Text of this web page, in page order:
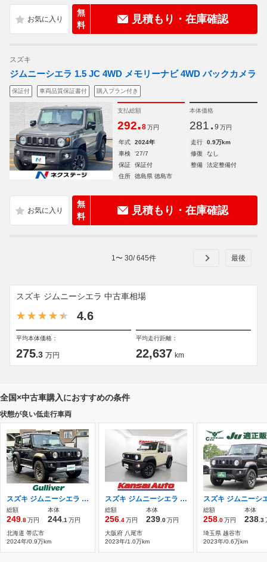
無
料
見積もり・在庫確認
スズキ
ジムニーシエラ 1.5 JC 4WD メモリーナビ 4WD バックカメラ
保証付 車両品質保証書付 購入プラン付き
支払総額
292.8 万円
本体価格
281. 9 万円
年式 2024年 走行
0.9万km
車検
'27/7 修復
なし
保証
保証付 整備
法定整備付
住所
徳島県 徳島市
無
料
見積もり・在庫確認
1 〜 30/645件
スズキ ジムニーシエラ 中古車相場
4.6
平均本体価格：
275.3 万円
平均走行距離：
22,637 km
全国×中古車購入におすすめの条件
状態が良い低走行車両
スズキ ジムニーシエラ 1.5 JC 4WD 社外7インチメモリナビゲーション/衝突軽減
総額
249 .8万円
本体
244 .1 万円
北海道 帯広市
2024年/0.9万km
スズキ ジムニーシエラ 1.5 JC 4WD 1オーナー スズキセーフティ 8インチナビ
総額
256 .4万円
本体
239 .0万円
大阪府 八尾市
2023年/1.0万km
総額
258 .0万円
本体
238 .3
埼玉県 越谷市
2023年/0.6万km